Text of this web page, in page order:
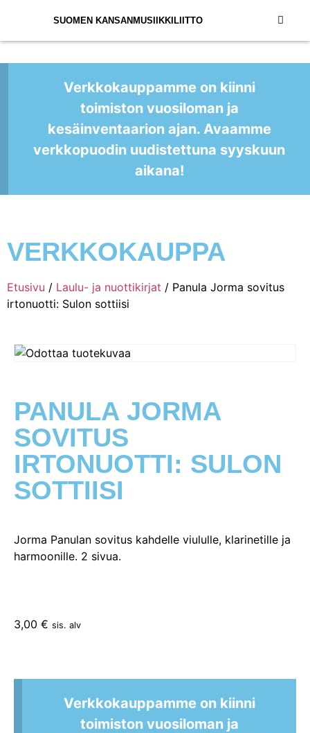
SUOMEN KANSANMUSIIKKILIITTO
Verkkokauppamme on kiinni
toimiston vuosiloman ja
kesäinventaarion ajan. Avaamme
verkkopuodin uudistettuna syyskuun
aikana!
VERKKOKAUPPA
Etusivu / Laulu- ja nuottikirjat / Panula Jorma sovitus
irtonuotti: Sulon sottiisi
PANULA JORMA
SOVITUS
IRTONUOTTI: SULON
SOTTIISI
Jorma Panulan sovitus kahdelle viululle, klarinetille ja
harmoonille. 2 sivua.
3,00 € sis. alv
Verkkokauppamme on kiinni
toimiston vuosiloman ja